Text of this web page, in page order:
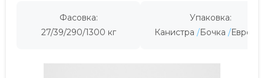
Фасовка:
27/39/290/1300 кг
Упаковка:
Канистра
Бочка